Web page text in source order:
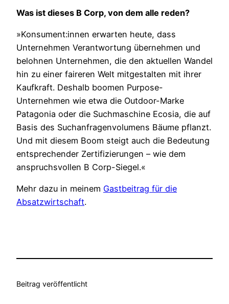
Was ist dieses B Corp, von dem alle reden?
»Konsument:innen erwarten heute, dass
Unternehmen Verantwortung übernehmen und
belohnen Unternehmen, die den aktuellen Wandel
hin zu einer faireren Welt mitgestalten mit ihrer
Kaufkraft. Deshalb boomen Purpose-
Unternehmen wie etwa die Outdoor-Marke
Patagonia oder die Suchmaschine Ecosia, die auf
Basis des Suchanfragenvolumens Bäume pflanzt.
Und mit diesem Boom steigt auch die Bedeutung
entsprechender Zertifizierungen – wie dem
anspruchsvollen B Corp-Siegel.«
Mehr dazu in meinem Gastbeitrag für die
Absatzwirtschaft.
Beitrag veröffentlicht